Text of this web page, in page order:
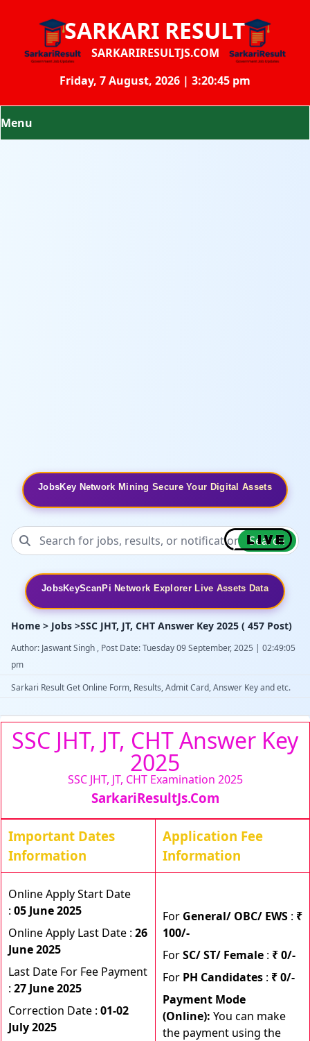
SARKARI RESULT
SARKARIRESULTJS.COM
Friday, 7 August, 2026 | 3:20:45 pm
Menu
JobsKey Network Mining Secure Your Digital Assets
Search
JobsKeyScanPi Network Explorer Live Assets Data
Home > Jobs >SSC JHT, JT, CHT Answer Key 2025 ( 457 Post)
Author: Jaswant Singh , Post Date: Tuesday 09 September, 2025 | 02:49:05
pm
Sarkari Result Get Online Form, Results, Admit Card, Answer Key and etc.
SSC JHT, JT, CHT Answer Key
2025
SSC JHT, JT, CHT Examination 2025
SarkariResultJs.Com
Important Dates
Information
Application Fee
Information
Online Apply Start Date
: 05 June 2025
Online Apply Last Date : 26
June 2025
Last Date For Fee Payment
: 27 June 2025
Correction Date : 01-02
July 2025
ForGeneral/ OBC/ EWS : ₹
100/-
ForSC/ ST/ Female: ₹ 0/-
For PH Candidates: ₹ 0/-
Payment Mode
(Online): You can make
the payment using the